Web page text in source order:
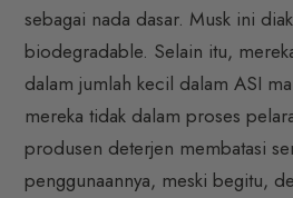
sebagai nada dasar. Musk ini
biodegradable. Selain itu,
dalam jumlah kecil dalam ASI
mereka tidak dalam proses
produsen deterjen membatasi
penggunaannya, meski begitu,